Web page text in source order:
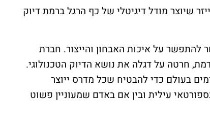
שיוצר מודל דיגיטלי של כף הרגל ברמת דיוק
על איכות האבחון והייצור. חברת
חרטה על דגלה את נושא הדיוק הטכנולוגי.
בעולם כדי להבטיח שכל מדרס ייוצר
עילית ובין אם באדם שמעוניין פשוט